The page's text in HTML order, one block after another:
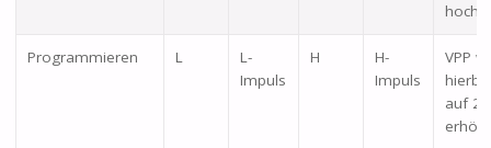
Programmieren L
L-
Impuls
H
H-
Impuls
VPP
auf
erhöht